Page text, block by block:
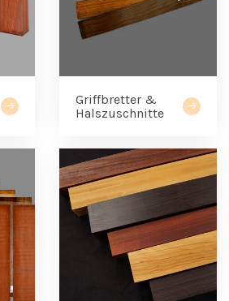
Griffbretter &
Halszuschnitte